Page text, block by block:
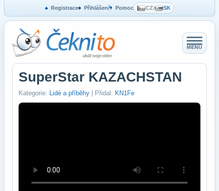
Registrace Přihlášení Pomoc CZ/ SK
MENU
SuperStar KAZACHSTAN
Kategorie: Lidé a příběhy | Přidal: KN1Fe